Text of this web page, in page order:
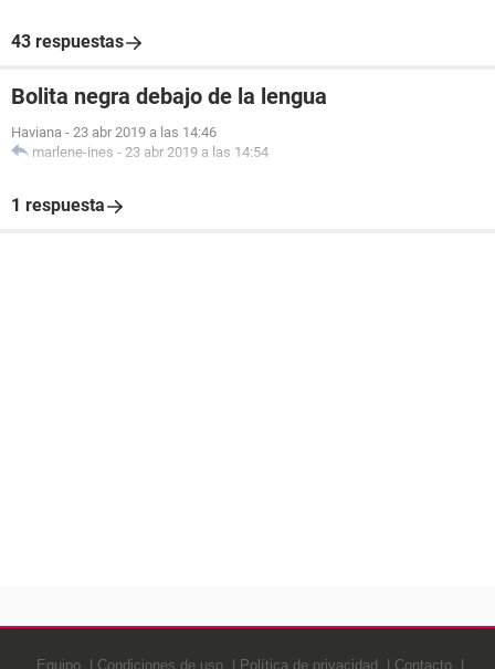
43 respuestas
Bolita negra debajo de la lengua
Haviana - 23 abr 2019 a las 14:46
marlene-ines - 23 abr 2019 a las 14:54
1 respuesta
Equipo Condiciones de uso Política de privacidad Contacto